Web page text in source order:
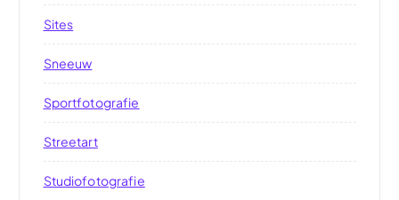
Sites
Sneeuw
Sportfotografie
Streetart
Studiofotografie